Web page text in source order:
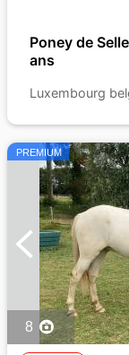
Poney de
ans
Luxembourg
PREMIUM
8